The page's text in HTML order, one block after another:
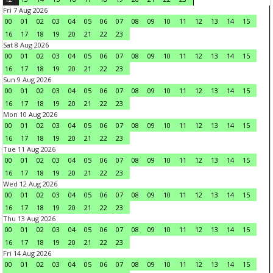
Fri 7 Aug 2026
00
01 02 03 04 05 06 07 08 09 10 11 12 13 14
15
16
17 18 19 20 21 22
23
Sat 8 Aug 2026
00
01 02 03 04 05 06 07 08 09 10 11 12 13 14
15
16
17 18 19 20 21 22
23
Sun 9 Aug 2026
00
01 02 03 04 05 06 07 08 09 10 11 12 13 14
15
16
17 18 19 20 21 22
23
Mon 10 Aug 2026
00
01 02 03 04 05 06 07 08 09 10 11 12 13 14
15
16
17 18 19 20 21 22
23
Tue 11 Aug 2026
00
01 02 03 04 05 06 07 08 09 10 11 12 13 14
15
16
17 18 19 20 21 22
23
Wed 12 Aug 2026
00
01 02 03 04 05 06 07 08 09 10 11 12 13 14
15
16
17 18 19 20 21 22
23
Thu 13 Aug 2026
00
01 02 03 04 05 06 07 08 09 10 11 12 13 14
15
16
17 18 19 20 21 22
23
Fri 14 Aug 2026
00
01 02 03 04 05 06 07 08 09 10 11 12 13 14
15